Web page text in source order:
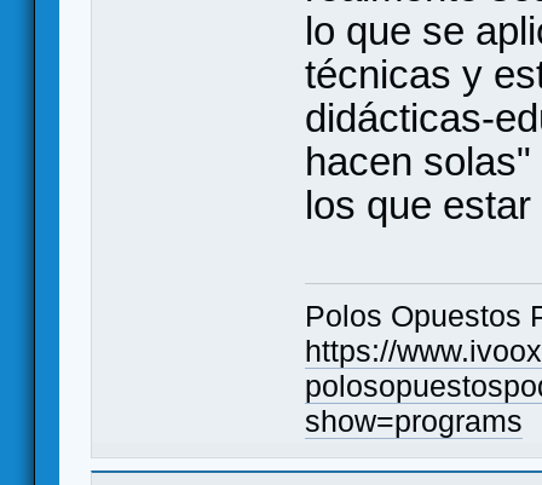
lo que se
técnicas y
didácticas-
hacen
los que
Polos Opuestos
https://
show=programs